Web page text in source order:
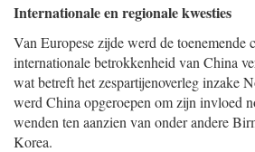
Internationale en regionale kwesties
Van Europese zijde werd de toenemende
internationale betrokkenheid van China
wat betreft het zespartijenoverleg inzake
werd China opgeroepen om zijn invloed
wenden ten aanzien van onder andere
Korea.